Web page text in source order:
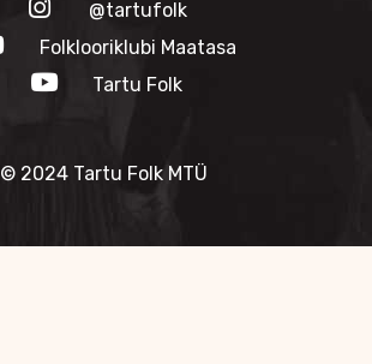
@tartufolk
Folklooriklubi Maatasa
Tartu Folk
© 2024 Tartu Folk MTÜ